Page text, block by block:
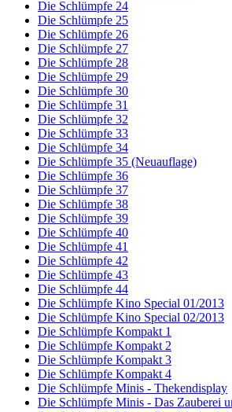
Die Schlümpfe 24
Die Schlümpfe 25
Die Schlümpfe 26
Die Schlümpfe 27
Die Schlümpfe 28
Die Schlümpfe 29
Die Schlümpfe 30
Die Schlümpfe 31
Die Schlümpfe 32
Die Schlümpfe 33
Die Schlümpfe 34
Die Schlümpfe 35 (Neuauflage)
Die Schlümpfe 36
Die Schlümpfe 37
Die Schlümpfe 38
Die Schlümpfe 39
Die Schlümpfe 40
Die Schlümpfe 41
Die Schlümpfe 42
Die Schlümpfe 43
Die Schlümpfe 44
Die Schlümpfe Kino Special 01/2013
Die Schlümpfe Kino Special 02/2013
Die Schlümpfe Kompakt 1
Die Schlümpfe Kompakt 2
Die Schlümpfe Kompakt 3
Die Schlümpfe Kompakt 4
Die Schlümpfe Minis - Thekendisplay
Die Schlümpfe Minis - Das Zauberei